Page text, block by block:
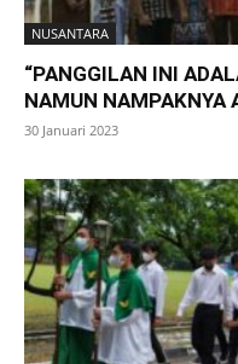
NUSANTARA
“PANGGILAN INI
NAMUN NAMPAKNYA
30 Januari 2023